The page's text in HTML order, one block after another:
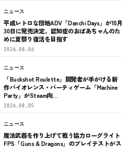
ニュース
平成レトロな団地ADV「Danchi Days」が10月
30日に発売決定。認知症のおばあちゃんのた
めに夏祭り復活を目指す
2026.08.06
ニュース
「Buckshot Roulette」開発者が手がける新
作バイオレンス・パーティゲーム「Machine
Party」がSteam向…
2026.08.05
ニュース
魔法武器を作り上げて戦う協力ローグライト
FPS「Guns & Dragons」のプレイテストがス